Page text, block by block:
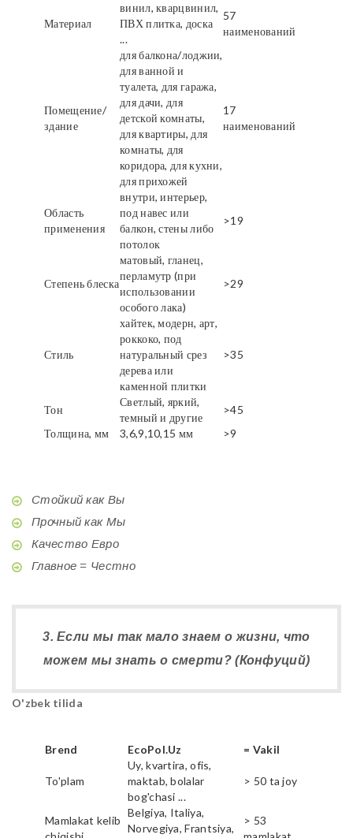
Материал
винил, кварцвинил,
ПВХ плитка, доска
...
57
наименований
Помещение/
здание
для балкона/лоджии,
для ванной и
туалета, для гаража,
для дачи, для
детской комнаты,
для квартиры, для
комнаты, для
коридора, для кухни,
для прихожей
17
наименований
Область
применения
внутри, интерьер,
под навес или
балкон, стены либо
потолок
>19
Степень блеска
матовый, гланец,
перламутр (при
использовании
особого лака)
>29
Стиль
хайтек, модерн, арт,
роккоко, под
натуральный срез
дерева или
каменной плитки
>35
Тон
Светлый, яркий,
темный и другие
>45
Толщина, мм
3,6,9,10,15 мм >9
Стойкий как Вы
Прочный как Мы
Качество Евро
Главное = Честно
3. Если мы так мало знаем о жизни, что
можем мы знать о смерти? (Конфуций)
O'zbek tilida
Brend EcoPol.Uz = Vakil
To'plam
Uy, kvartira, ofis,
maktab, bolalar
bog'chasi ...
> 50 ta joy
Mamlakat kelib
Belgiya, Italiya,
Norvegiya, Frantsiya,
> 53